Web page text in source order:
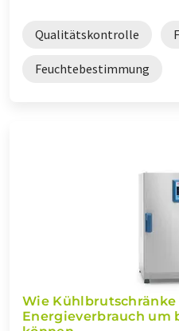
Qualitätskontrolle
Feuchtebestimmung
Wie Kühlbrutschränke
Energieverbrauch um